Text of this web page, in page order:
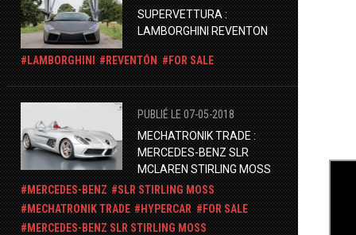
SUPERVETTURA :
LAMBORGHINI REVENTON
LAMBORGHINI REVENTÓN FOR SALE
PUBLIÉ LE 07-05-2018
MECHATRONIK TRADE :
MERCEDES-BENZ SLR
MCLAREN STIRLING MOSS
MERCEDES-BENZ
SLR STIRLING MOSS
MECHATRONIK TRADE
HYPERCAR
FOR SALE
​MERCEDES-BENZ SLR STIRLING MOSS